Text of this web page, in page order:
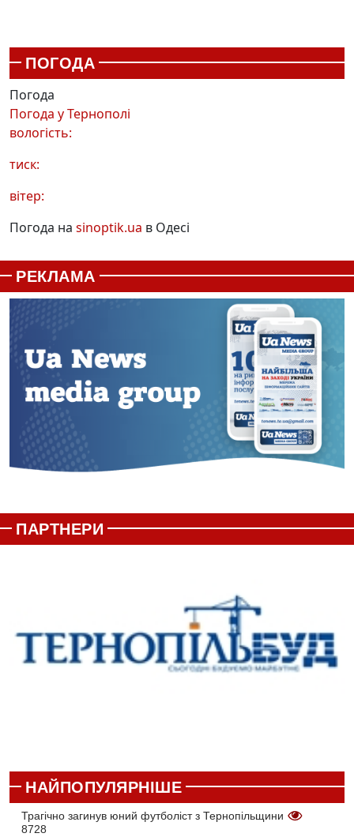
ПОГОДА
Погода
Погода уТернополі
вологість:
тиск:
вітер:
Погода на sinoptik.ua в Одесі
РЕКЛАМА
ПАРТНЕРИ
НАЙПОПУЛЯРНІШЕ
Трагічно загинув юний футболіст з Тернопільщини
8728